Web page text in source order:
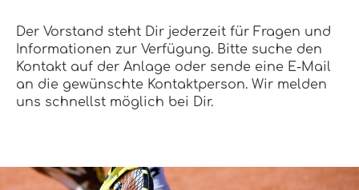
Der Vorstand steht Dir jederzeit für Fragen und
Informationen zur Verfügung. Bitte suche den
Kontakt auf der Anlage oder sende eine E-Mail
an die gewünschte Kontaktperson. Wir melden
uns schnellst möglich bei Dir.